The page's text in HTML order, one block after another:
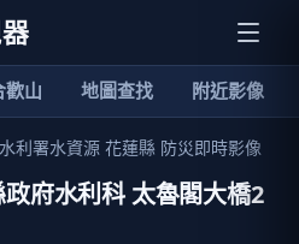
歡山 地圖查找 附近影像
水利署水資源 花蓮縣 防災即時影像
府水利科 太魯閣大橋2